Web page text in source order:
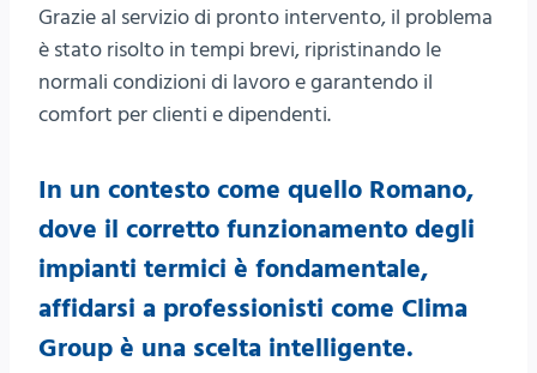
Grazie al servizio di pronto intervento, il problema
è stato risolto in tempi brevi, ripristinando le
normali condizioni di lavoro e garantendo il
comfort per clienti e dipendenti.
In un contesto come quello Romano,
dove il corretto funzionamento degli
impianti termici è fondamentale,
affidarsi a professionisti come Clima
Group è una scelta intelligente.